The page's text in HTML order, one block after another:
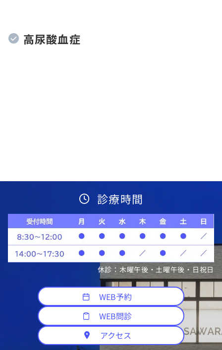
高尿酸血症
診療時間
休診：木曜午後・土曜午後・日祝日
WEB予約
WEB問診
アクセス